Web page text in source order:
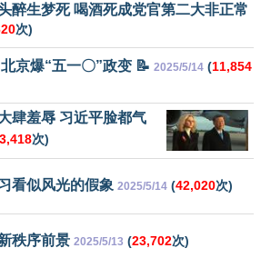
醉生梦死 喝酒死成党官第二大非正常
次)
京爆“五一〇”政变 📝 2025/5/14 (11,854
肆羞辱 习近平脸都气
次)
看似风光的假象 2025/5/14 (42,020次)
秩序前景 2025/5/13 (23,702次)